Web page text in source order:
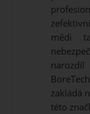
mědi
zakládá
této